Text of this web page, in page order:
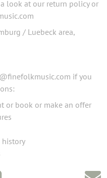
look at our return policy or
/ Luebeck area,
if you
or book or make an offer